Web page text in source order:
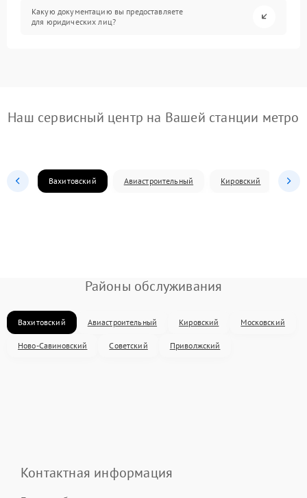
Какую документацию вы предоставляете
для юридических лиц?
Наш сервисный центр на Вашей станции метро
Вахитовский Авиастроительный Кировский
Районы обслуживания
Вахитовский Авиастроительный Кировский Московский
Ново-Савиновский Советский Приволжский
Контактная информация